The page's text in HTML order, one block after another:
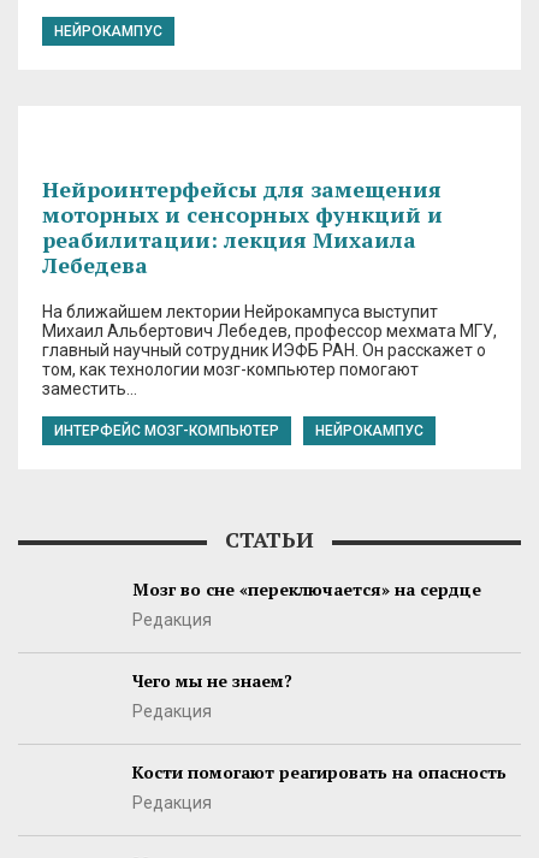
НЕЙРОКАМПУС
Нейроинтерфейсы для замещения
моторных и сенсорных функций и
реабилитации: лекция Михаила
Лебедева
На ближайшем лектории Нейрокампуса выступит
Михаил Альбертович Лебедев, профессор мехмата МГУ,
главный научный сотрудник ИЭФБ РАН. Он расскажет о
том, как технологии мозг-компьютер помогают
заместить…
ИНТЕРФЕЙС МОЗГ-КОМПЬЮТЕР НЕЙРОКАМПУС
СТАТЬИ
Мозг во сне «переключается» на сердце
Редакция
Чего мы не знаем?
Редакция
Кости помогают реагировать на опасность
Редакция